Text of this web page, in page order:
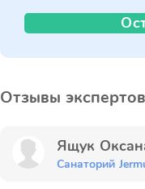
Отзывы экспертов
Ящук
Санаторий